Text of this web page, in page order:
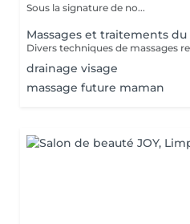
Sous la signature de no...
Massages et traitements du
drainage visage
massage future maman